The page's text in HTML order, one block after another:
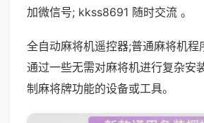
加微信号; kkss8691 随时交流 。
全自动麻将机遥控器;普通麻将机程
通过一些无需对麻将机进行复杂安
制麻将牌功能的设备或工具。